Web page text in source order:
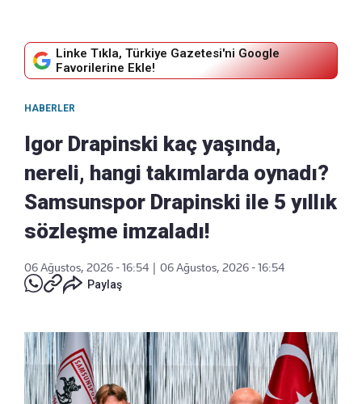
Linke Tıkla, Türkiye Gazetesi'ni Google
Favorilerine Ekle!
HABERLER
Igor Drapinski kaç yaşında,
nereli, hangi takımlarda oynadı?
Samsunspor Drapinski ile 5 yıllık
sözleşme imzaladı!
06 Ağustos, 2026 - 16:54
06 Ağustos, 2026 - 16:54
Paylaş